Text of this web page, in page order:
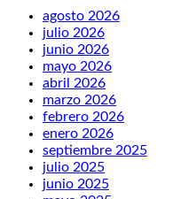
agosto 2026
julio 2026
junio 2026
mayo 2026
abril 2026
marzo 2026
febrero 2026
enero 2026
septiembre 2025
julio 2025
junio 2025